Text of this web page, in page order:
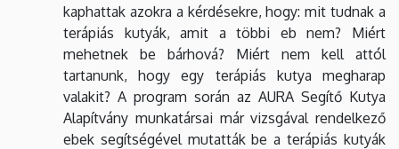
kaphattak azokra a kérdésekre, hogy: mit tudnak a
terápiás kutyák, amit a többi eb nem? Miért
mehetnek be bárhová? Miért nem kell attól
tartanunk, hogy egy terápiás kutya megharap
valakit? A program során az AURA Segítő Kutya
Alapítvány munkatársai már vizsgával rendelkező
ebek segítségével mutatták be a terápiás kutyák